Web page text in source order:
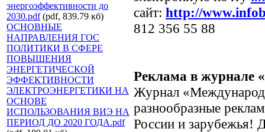
энергоэффективности до
2030.pdf(pdf, 839.79 кб)
ОСНОВНЫЕ
НАПРАВЛЕНИЯ ГОС
ПОЛИТИКИ В СФЕРЕ
ПОВЫШЕНИЯ
ЭНЕРГЕТИЧЕСКОЙ
ЭФФЕКТИВНОСТИ
ЭЛЕКТРОЭНЕРГЕТИКИ НА
ОСНОВЕ
ИСПОЛЬЗОВАНИЯ ВИЭ НА
ПЕРИОД ДО 2020 ГОДА.pdf
сайт: http://
812 356 55 88
Реклама в журнале
Журнал
разнообразные
России и зарубежья!